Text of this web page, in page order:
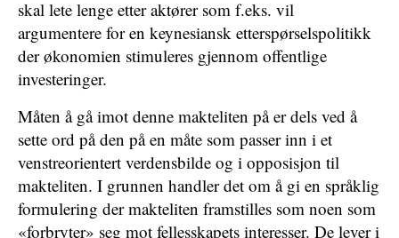
skal lete lenge etter aktører som f.eks. vil
argumentere for en keynesiansk etterspørselspolitikk
der økonomien stimuleres gjennom offentlige
investeringer.
Måten å gå imot denne makteliten på er dels ved å
sette ord på den på en måte som passer inn i et
venstreorientert verdensbilde og i opposisjon til
makteliten. I grunnen handler det om å gi en språklig
formulering der makteliten framstilles som noen som
«forbryter» seg mot fellesskapets interesser. De lever i